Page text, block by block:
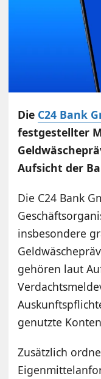
Die C24 Bank
festgestellter
Aufsicht der
Die C24 Bank
insbesondere
gehören laut
genutzte
Zusätzlich